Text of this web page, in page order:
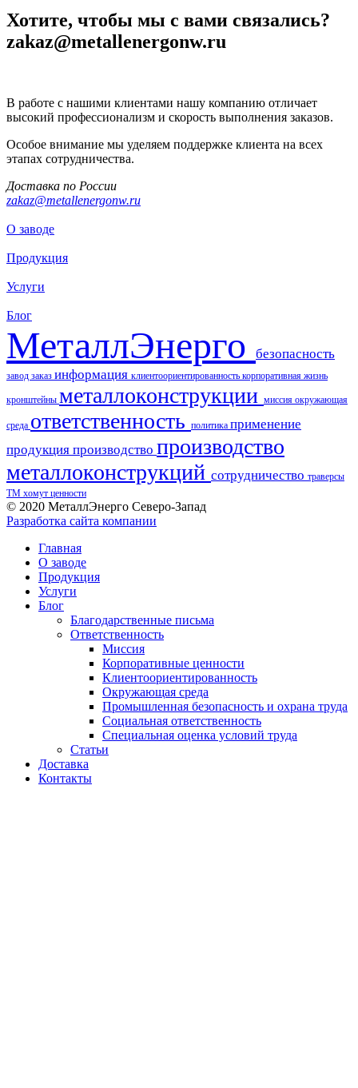
Хотите, чтобы мы с вами связались?
zakaz@metallenergonw.ru
В работе с нашими клиентами нашу компанию отличает
высокий профессионализм и скорость выполнения заказов.
Особое внимание мы уделяем поддержке клиента на всех
этапах сотрудничества.
Доставка по России
zakaz@metallenergonw.ru
О заводе
Продукция
Услуги
Блог
МеталлЭнерго безопасность
завод заказ информация клиентоориентированность корпоративная жизнь
кронштейны металлоконструкции миссия окружающая
среда ответственность политика применение
продукция производство производство
металлоконструкций сотрудничество траверсы
ТМ хомут ценности
© 2020 МеталлЭнерго Северо-Запад
Разработка сайта компании
Главная
О заводе
Продукция
Услуги
Блог
Благодарственные письма
Ответственность
Миссия
Корпоративные ценности
Клиентоориентированность
Окружающая среда
Промышленная безопасность и охрана труда
Социальная ответственность
Специальная оценка условий труда
Статьи
Доставка
Контакты